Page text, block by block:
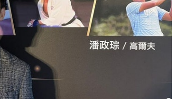
，大家會去研究、做更多戰術改變，變化
出調整對之後有幫助，所以不管輸贏，不